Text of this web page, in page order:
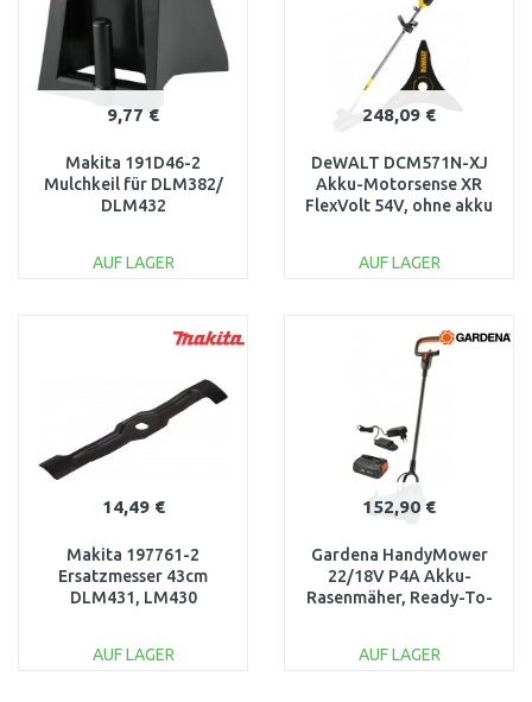
9,77 €
Makita 191D46-2
Mulchkeil für DLM382/
DLM432
AUF LAGER
248,09 €
DeWALT DCM571N-XJ
Akku-Motorsense XR
FlexVolt 54V, ohne akku
AUF LAGER
Vergleichen
14,49 €
Makita 197761-2
Ersatzmesser 43cm
DLM431, LM430
AUF LAGER
152,90 €
Gardena HandyMower
22/18V P4A Akku-
Rasenmäher, Ready-To-
AUF LAGER